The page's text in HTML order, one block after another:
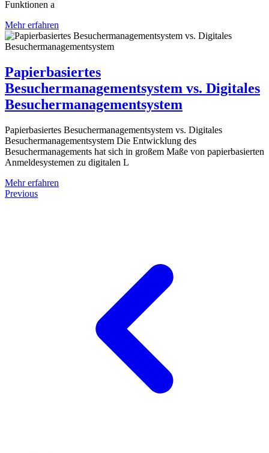
Funktionen a
Mehr erfahren
Papierbasiertes
Besuchermanagementsystem vs. Digitales
Besuchermanagementsystem
Papierbasiertes Besuchermanagementsystem vs. Digitales
Besuchermanagementsystem Die Entwicklung des
Besuchermanagements hat sich in großem Maße von papierbasierten
Anmeldesystemen zu digitalen L
Mehr erfahren
Previous